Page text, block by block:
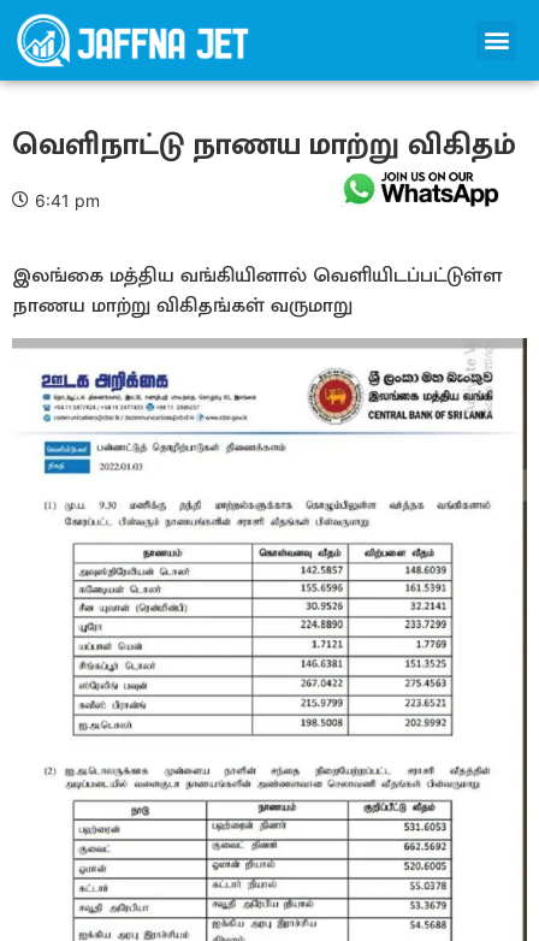
வெளிநாட்டு நாணய மாற்று விகிதம்
6:41 pm
இலங்கை மத்திய வங்கியினால் வெளியிடப்பட்டுள்ள
நாணய மாற்று விகிதங்கள் வருமாறு